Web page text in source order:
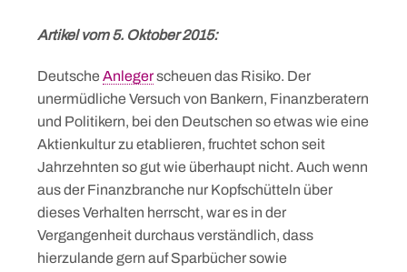
Artikel vom 5. Oktober 2015:
Deutsche Anlegerscheuen das Risiko. Der
unermüdliche Versuch von Bankern, Finanzberatern
und Politikern, bei den Deutschen so etwas wie eine
Aktienkultur zu etablieren, fruchtet schon seit
Jahrzehnten so gut wie überhaupt nicht. Auch wenn
aus der Finanzbranche nur Kopfschütteln über
dieses Verhalten herrscht, war es in der
Vergangenheit durchaus verständlich, dass
hierzulande gern auf Sparbücher sowie